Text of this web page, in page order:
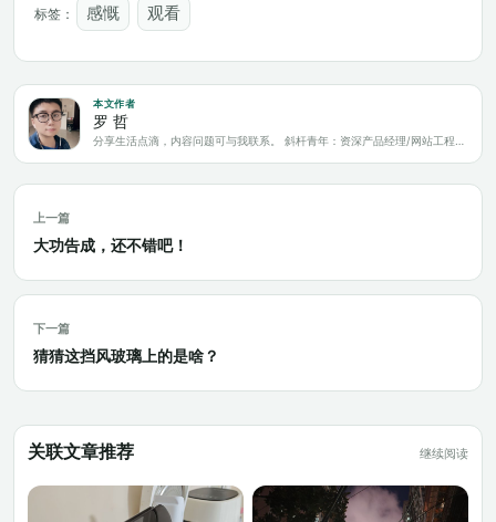
标签： 感慨 观看
本文作者
罗 哲
上一篇
大功告成，还不错吧！
下一篇
猜猜这挡风玻璃上的是啥？
关联文章推荐 继续阅读